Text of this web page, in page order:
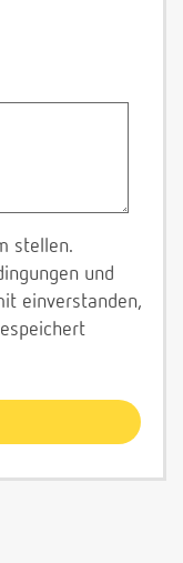
stellen.
und
einverstanden,